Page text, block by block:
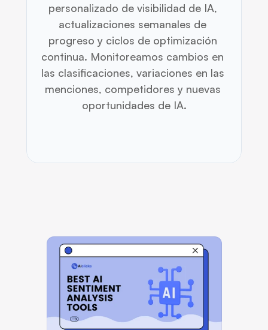
personalizado de visibilidad de IA,
actualizaciones semanales de
progreso y ciclos de optimización
continua. Monitoreamos cambios en
las clasificaciones, variaciones en las
menciones, competidores y nuevas
oportunidades de IA.